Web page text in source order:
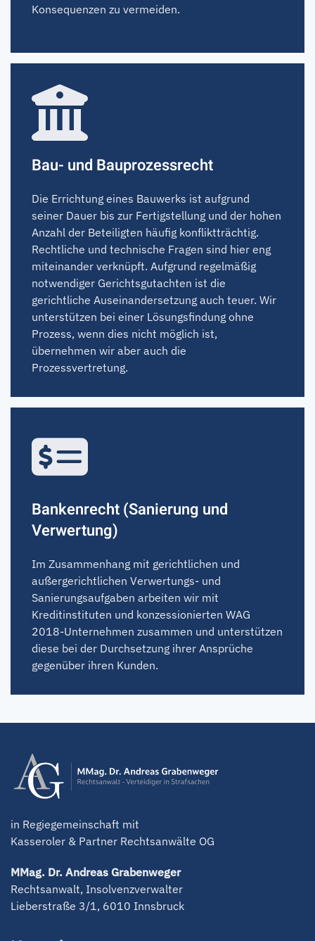
Konsequenzen zu vermeiden.
Bau- und Bauprozessrecht
Die Errichtung eines Bauwerks ist aufgrund
seiner Dauer bis zur Fertigstellung und der hohen
Anzahl der Beteiligten häufig konfliktträchtig.
Rechtliche und technische Fragen sind hier eng
miteinander verknüpft. Aufgrund regelmäßig
notwendiger Gerichtsgutachten ist die
gerichtliche Auseinandersetzung auch teuer. Wir
unterstützen bei einer Lösungsfindung ohne
Prozess, wenn dies nicht möglich ist,
übernehmen wir aber auch die
Prozessvertretung.
Bankenrecht (Sanierung und
Verwertung)
Im Zusammenhang mit gerichtlichen und
außergerichtlichen Verwertungs- und
Sanierungsaufgaben arbeiten wir mit
Kreditinstituten und konzessionierten WAG
2018-Unternehmen zusammen und unterstützen
diese bei der Durchsetzung ihrer Ansprüche
gegenüber ihren Kunden.
in Regiegemeinschaft mit
Kasseroler & Partner Rechtsanwälte OG
MMag. Dr. Andreas Grabenweger
Rechtsanwalt, Insolvenzverwalter
Lieberstraße 3/1, 6010 Innsbruck